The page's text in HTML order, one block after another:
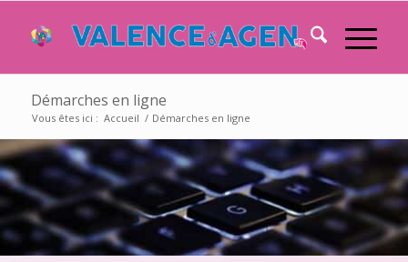
Démarches en ligne
Vous êtes ici : Accueil / Démarches en ligne